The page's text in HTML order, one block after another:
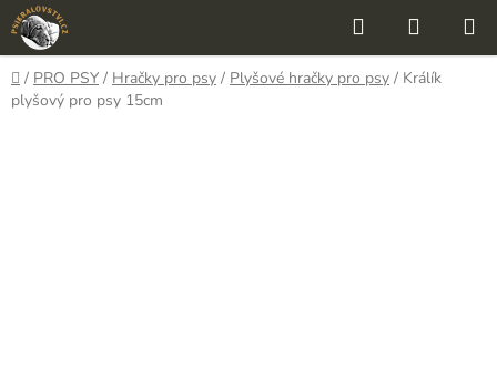
Přejít
na
obsah
Hledat
KOŠÍK
Domů
/ PRO PSY / Hračky pro psy / Plyšové hračky pro psy / Králík
plyšový pro psy 15cm